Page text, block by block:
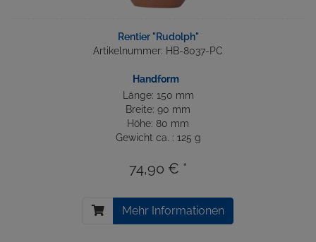
Rentier "Rudolph"
Artikelnummer: HB-8037-PC
Handform
Länge: 150 mm
Breite: 90 mm
Höhe: 80 mm
Gewicht ca. : 125 g
74,90 € *
Mehr Informationen